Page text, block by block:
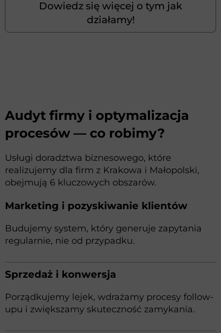
Dowiedz się więcej o tym jak
działamy!
Audyt firmy i optymalizacja
procesów — co robimy?
Usługi doradztwa biznesowego, które
realizujemy dla firm z Krakowa i Małopolski,
obejmują 6 kluczowych obszarów.
Marketing i pozyskiwanie klientów
Budujemy system, który generuje zapytania
regularnie, nie od przypadku.
Sprzedaż i konwersja
Porządkujemy lejek, wdrażamy procesy follow-
upu i zwiększamy skuteczność zamykania.